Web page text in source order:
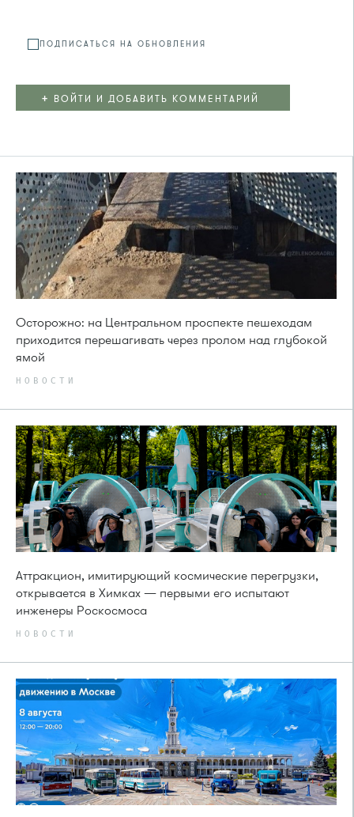
ПОДПИСАТЬСЯ НА ОБНОВЛЕНИЯ
+ ВОЙТИ И ДОБАВИТЬ КОММЕНТАРИЙ
Осторожно: на Центральном проспекте пешеходам
приходится перешагивать через пролом над глубокой
ямой
НОВОСТИ
Аттракцион, имитирующий космические перегрузки,
открывается в Химках — первыми его испытают
инженеры Роскосмоса
НОВОСТИ